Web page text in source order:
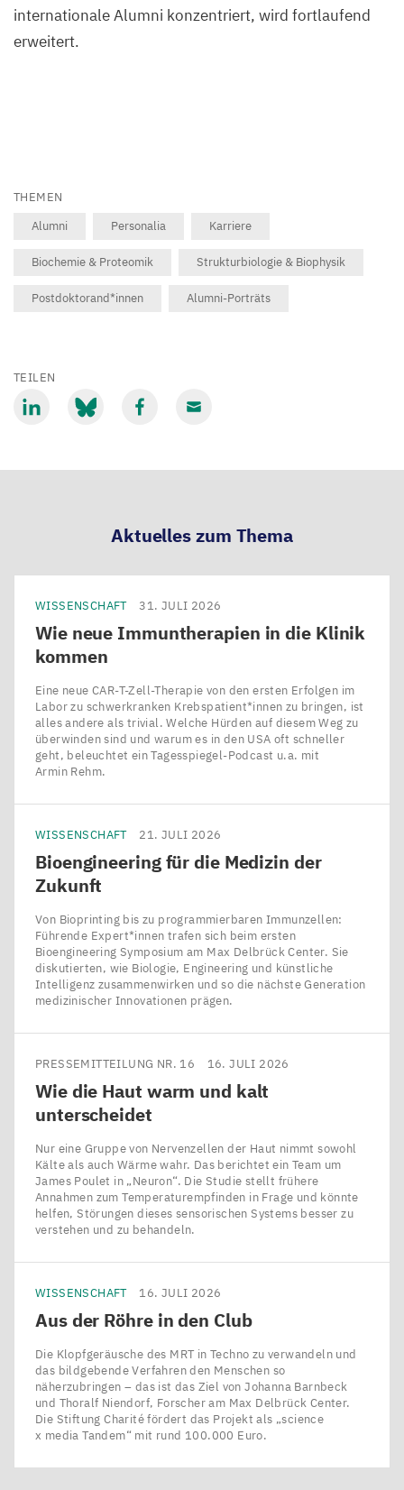
internationale Alumni konzentriert, wird fortlaufend
erweitert.
THEMEN
Alumni
Personalia Karriere
Biochemie & Proteomik Strukturbiologie & Biophysik
Postdoktorand*innen Alumni-Porträts
TEILEN
Aktuelles zum Thema
WISSENSCHAFT 31. JULI 2026
Wie neue Immuntherapien in die Klinik
kommen
Eine neue CAR-T-Zell-Therapie von den ersten Erfolgen im
Labor zu schwerkranken Krebspatient*innen zu bringen, ist
alles andere als trivial. Welche Hürden auf diesem Weg zu
überwinden sind und warum es in den USA oft schneller
geht, beleuchtet ein Tagesspiegel-Podcast u.a. mit
Armin Rehm.
WISSENSCHAFT 21. JULI 2026
Bioengineering für die Medizin der
Zukunft
Von Bioprinting bis zu programmierbaren Immunzellen:
Führende Expert*innen trafen sich beim ersten
Bioengineering Symposium am Max Delbrück Center. Sie
diskutierten, wie Biologie, Engineering und künstliche
Intelligenz zusammenwirken und so die nächste Generation
medizinischer Innovationen prägen.
PRESSEMITTEILUNG NR. 16 16. JULI 2026
Wie die Haut warm und kalt
unterscheidet
Nur eine Gruppe von Nervenzellen der Haut nimmt sowohl
Kälte als auch Wärme wahr. Das berichtet ein Team um
James Poulet in ​„Neuron“. Die Studie stellt frühere
Annahmen zum Temperaturempfinden in Frage und könnte
helfen, Störungen dieses sensorischen Systems besser zu
verstehen und zu behandeln.
WISSENSCHAFT 16. JULI 2026
Aus der Röhre in den Club
Die Klopfgeräusche des MRT in Techno zu verwandeln und
das bildgebende Verfahren den Menschen so
näherzubringen – das ist das Ziel von Johanna Barnbeck
und Thoralf Niendorf, Forscher am Max Delbrück Center.
Die Stiftung Charité fördert das Projekt als ​„science
x media Tandem“ mit rund 100.000 Euro.